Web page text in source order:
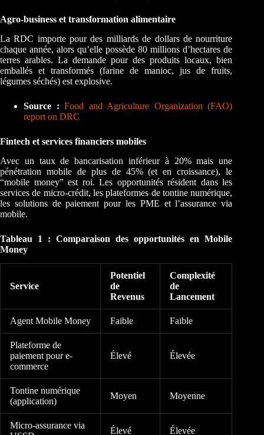
Agro-business et transformation alimentaire
La RDC importe pour des milliards de dollars de nourriture
chaque année, alors qu’elle possède 80 millions d’hectares de
terres arables. La demande pour des produits locaux, bien
emballés et transformés (farine de manioc, jus de fruits,
légumes séchés) est explosive.
Source : Food and Agriculture Organization (FAO)
report on DRC
Fintech et services financiers mobiles
Avec un taux de bancarisation inférieur à 20% mais une
pénétration mobile de plus de 45% (et en croissance), le
“mobile money” est roi. Les opportunités résident dans les
services de micro-crédit, les plateformes de tontine numérique,
les solutions de paiement pour les PME et l’assurance via
mobile.
Tableau 1 : Comparaison des opportunités en Mobile
Money
Service
Potentiel
de
Revenus
Complexité
de
Lancement
Agent Mobile Money Faible Faible
Plateforme de
paiement pour e-
commerce
Élevé Élevée
Tontine numérique
(application)
Moyen Moyenne
Micro-assurance via
Élevé Élevée